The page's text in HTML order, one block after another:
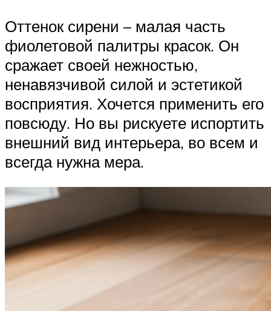
Оттенок сирени – малая часть
фиолетовой палитры красок. Он
сражает своей нежностью,
ненавязчивой силой и эстетикой
восприятия. Хочется применить его
повсюду. Но вы рискуете испортить
внешний вид интерьера, во всем и
всегда нужна мера.